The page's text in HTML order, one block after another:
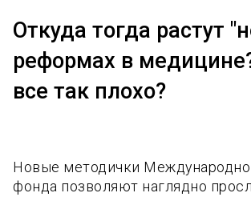
Откуда тогда растут
реформах в
все так плохо?
Новые методички
фонда позволяют наглядно